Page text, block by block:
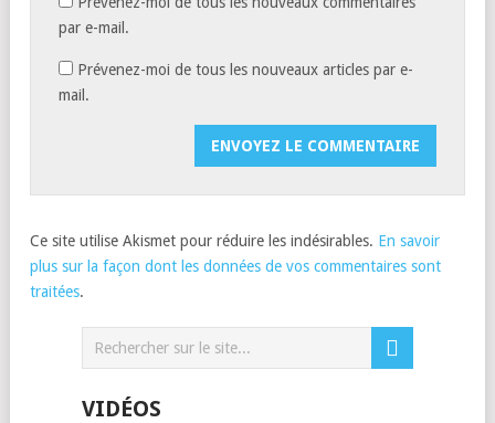
par e-mail.
Prévenez-moi de tous les nouveaux articles par e-
mail.
Ce site utilise Akismet pour réduire les indésirables. En savoir
plus sur la façon dont les données de vos commentaires sont
traitées.
VIDÉOS